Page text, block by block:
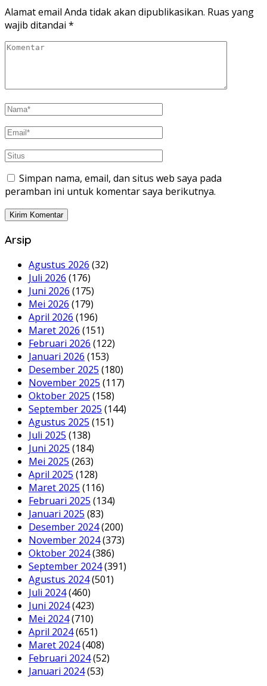
Alamat email Anda tidak akan dipublikasikan. Ruas yang
wajib ditandai *
Simpan nama, email, dan situs web saya pada
peramban ini untuk komentar saya berikutnya.
Arsip
Agustus 2026 (32)
Juli 2026 (176)
Juni 2026 (175)
Mei 2026 (179)
April 2026 (196)
Maret 2026 (151)
Februari 2026 (122)
Januari 2026 (153)
Desember 2025 (180)
November 2025 (117)
Oktober 2025 (158)
September 2025 (144)
Agustus 2025 (151)
Juli 2025 (138)
Juni 2025 (184)
Mei 2025 (263)
April 2025 (128)
Maret 2025 (116)
Februari 2025 (134)
Januari 2025 (83)
Desember 2024(200)
November 2024(373)
Oktober 2024(386)
September 2024(391)
Agustus 2024(501)
Juli 2024(460)
Juni 2024(423)
Mei 2024(710)
April 2024(651)
Maret 2024(408)
Februari 2024(52)
Januari 2024(53)